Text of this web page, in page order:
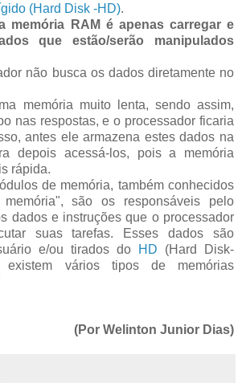
(Hard Disk -HD).
memória RAM é apenas carregar e
que estão/serão manipulados
não busca os dados diretamente no
memória muito lenta, sendo assim,
nas respostas, e o processador ficaria
antes ele armazena estes dados na
depois acessá-los, pois a memória
rápida.
de memória, também conhecidos
são os responsáveis pelo
dados e instruções que o processador
suas tarefas. Esses dados são
e/ou tirados do HD (Hard Disk-
vários tipos de memórias
(Por Welinton Junior Dias)